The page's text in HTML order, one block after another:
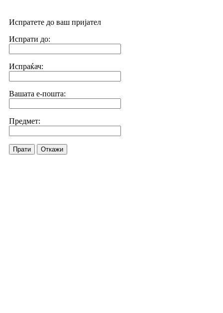
Испратете до ваш пријател
Испрати до:
Испраќач:
Вашата е-пошта:
Предмет:
Прати Откажи